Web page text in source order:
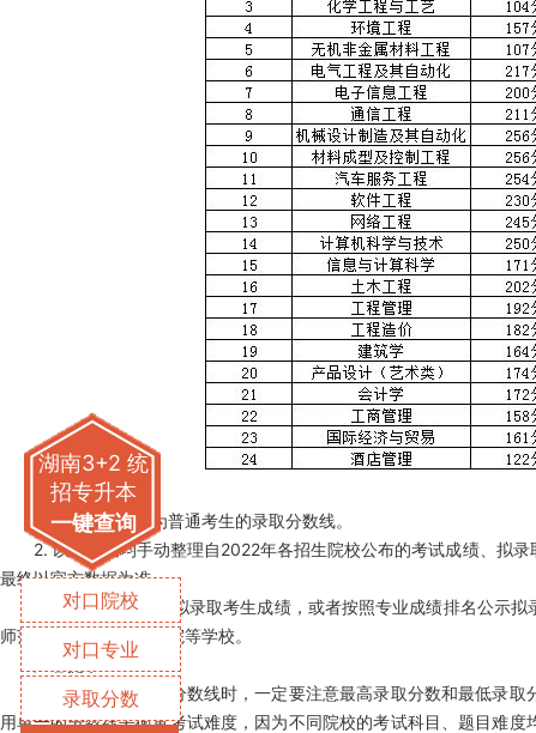
*注：
1. 以上分数线均为普通考生的录取分数线。
2. 以上数据均手动整理自2022年各招生院校公布的考试成绩、拟录
最终以官方数据为准。
3. 部分院校未公布拟录取考生成绩，或者按照专业成绩排名公示拟
师范学院、湖南文理学院等学校。
温馨提示：
同学们在关注录取分数线时，一定要注意最高录取分数和最低录取
用单一的分数线去衡量考试难度，因为不同院校的考试科目、题目难
湖南3+2 统
招专升本
一键查询
对口院校
对口专业
录取分数